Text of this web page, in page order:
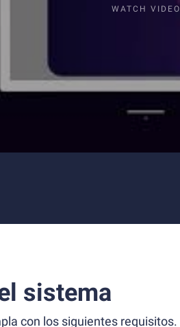
WATCH VIDEO
sistema
con los siguientes requisitos.